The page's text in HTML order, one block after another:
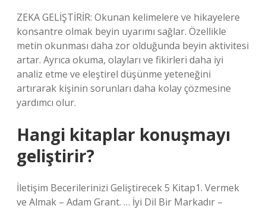
ZEKA GELİŞTİRİR: Okunan kelimelere ve hikayelere
konsantre olmak beyin uyarımı sağlar. Özellikle
metin okunması daha zor olduğunda beyin aktivitesi
artar. Ayrıca okuma, olayları ve fikirleri daha iyi
analiz etme ve eleştirel düşünme yeteneğini
artırarak kişinin sorunları daha kolay çözmesine
yardımcı olur.
Hangi kitaplar konuşmayı
geliştirir?
İletişim Becerilerinizi Geliştirecek 5 Kitap1. Vermek
ve Almak – Adam Grant. … İyi Dil Bir Markadır –